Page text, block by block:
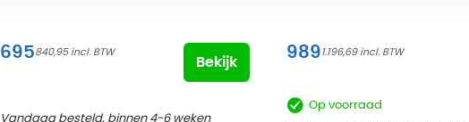
695840,95
Bekijk
Vandaag besteld, binnen 4-6 weken
9891.196,69
Op voorraad